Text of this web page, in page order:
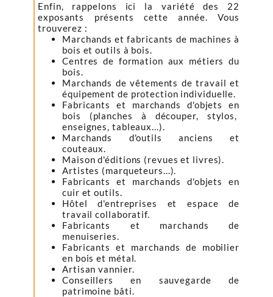
Enfin, rappelons ici la variété des 22
exposants présents cette année. Vous
trouverez :
Marchands et fabricants de machines à
bois et outils à bois.
Centres de formation aux métiers du
bois.
Marchands de vêtements de travail et
équipement de protection individuelle.
Fabricants et marchands d'objets en
bois (planches à découper, stylos,
enseignes, tableaux...).
Marchands d'outils anciens et
couteaux.
Maison d'éditions (revues et livres).
Artistes (marqueteurs...).
Fabricants et marchands d'objets en
cuir et outils.
Hôtel d'entreprises et espace de
travail collaboratif.
Fabricants et marchands de
menuiseries.
Fabricants et marchands de mobilier
en bois et métal.
Artisan vannier.
Conseillers en sauvegarde de
patrimoine bâti.